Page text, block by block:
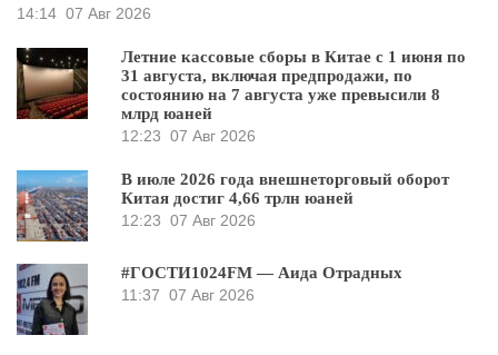
14:14 07 Авг 2026
Летние кассовые сборы в Китае с 1 июня по
31 августа, включая предпродажи, по
состоянию на 7 августа уже превысили 8
млрд юаней
12:23 07 Авг 2026
В июле 2026 года внешнеторговый оборот
Китая достиг 4,66 трлн юаней
12:23 07 Авг 2026
#ГОСТИ1024FM — Аида Отрадных
11:37 07 Авг 2026